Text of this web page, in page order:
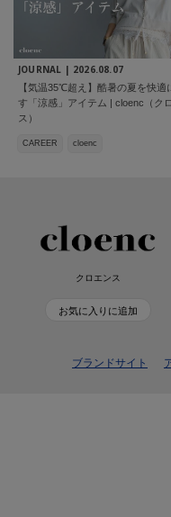
JOURNAL | 2026.08.07
【気温35℃超え】酷暑の夏を快適
す「涼感」アイテム | cloenc（ク
ス）
CAREER cloenc
クロエンス
お気に入りに追加
ブランドサイト